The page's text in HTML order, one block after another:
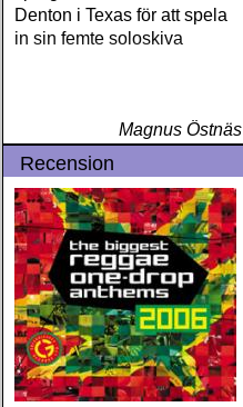
Denton i Texas för att spela
in sin femte soloskiva
Magnus Östnäs
Recension